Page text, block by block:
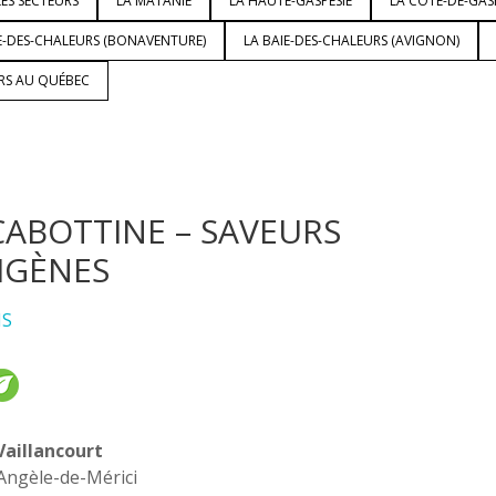
DES-CHALEURS (BONAVENTURE) LA BAIE-DES-CHALEURS (AVIGNON)
AU QUÉBEC
– SAVEURS
de-Mérici